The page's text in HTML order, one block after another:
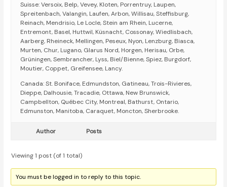
Suisse: Versoix, Belp, Vevey, Kloten, Porrentruy, Laupen,
Spreitenbach, Valangin, Laufen, Arbon, Willisau, Steffisburg,
Reinach, Mendrisio, Le Locle, Stein am Rhein, Lucerne,
Entremont, Basel, Huttwil, Küsnacht, Cossonay, Wiedlisbach,
Aarberg, Rheineck, Mellingen, Peseux, Nyon, Lenzburg, Biasca,
Murten, Chur, Lugano, Glarus Nord, Horgen, Herisau, Orbe,
Grüningen, Sembrancher, Lyss, Biel/Bienne, Spiez, Burgdorf,
Moutier, Coppet, Greifensee, Lancy.
Canada: St. Boniface, Edmundston, Gatineau, Trois-Rivieres,
Dieppe, Dalhousie, Tracadie, Ottawa, New Brunswick,
Campbellton, Québec City, Montreal, Bathurst, Ontario,
Edmunston, Manitoba, Caraquet, Moncton, Sherbrooke.
Author Posts
Viewing 1 post (of 1 total)
You must be logged in to reply to this topic.